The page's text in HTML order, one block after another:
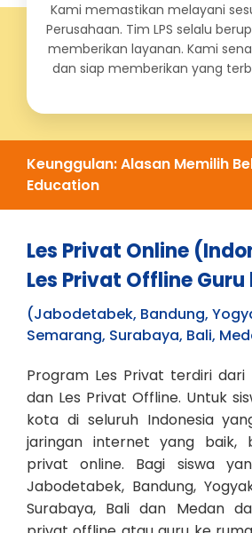
Kami memastikan melayani
Perusahaan. Tim LPS selalu
memberikan layanan. Kami
dan siap memberikan yang
Keunggulan: Alasan Memilih
Education
Les Privat Online
Les Privat Offline Guru
(Jabodetabek, Bandung,
Semarang, Surabaya, Bali,
Program Les Privat terdiri dari
dan Les Privat Offline. Untuk
kota di seluruh Indonesia
jaringan internet yang baik,
privat online. Bagi siswa
Jabodetabek, Bandung,
Surabaya, Bali dan Medan